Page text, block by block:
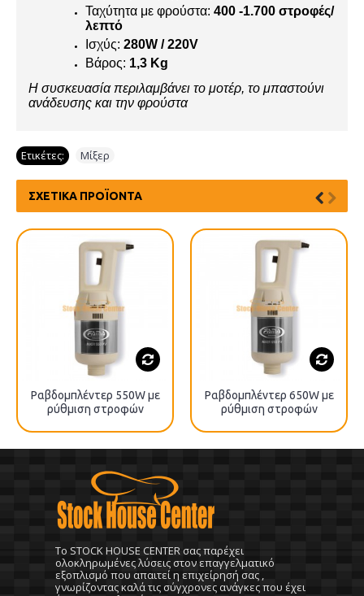
Ταχύτητα με φρούστα: 400 -1.700 στροφές/
λεπτό
Ισχύς: 280W / 220V
Βάρος: 1,3 Kg
Η συσκευασία περιλαμβάνει το μοτέρ, το μπαστούνι
ανάδευσης και την φρούστα
Ετικέτες: Μίξερ
ΣΧΕΤΙΚΆ ΠΡΟΪΌΝΤΑ
Ραβδομπλέντερ 550W με
ρύθμιση στροφών
Ραβδομπλέντερ 650W με
ρύθμιση στροφών
To STOCK HOUSE CENTER σας παρέχει
ολοκληρωμένες λύσεις στον επαγγελματικό
εξοπλισμό που απαιτεί η επιχείρησή σας ,
γνωρίζοντας καλά τις σύγχρονες ανάγκες που έχει